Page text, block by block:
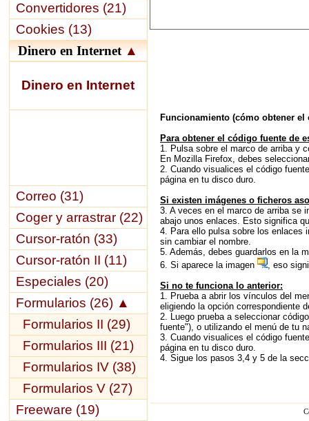
Convertidores (21)
Cookies (13)
Dinero en Internet▲
Dinero en Internet
Correo (31)
Coger y arrastrar (22)
Cursor-ratón (33)
Cursor-ratón II (11)
Especiales (20)
Formularios (26) ▲
Formularios II (29)
Formularios III (21)
Formularios IV (38)
Formularios V (27)
Freeware (19)
Funcionamiento (cómo obtener
Para obtener el código fuente de
1. Pulsa sobre el marco de arriba y
En Mozilla Firefox, debes
2. Cuando visualices el código
página en tu disco duro.
Si existen imágenes o ficheros
3. A veces en el marco de arriba se
abajo unos enlaces. Esto significa
4. Para ello pulsa sobre los enlaces
sin cambiar el nombre.
5. Además, debes guardarlos en la
6. Si aparece la imagen
, eso
Si no te funciona lo anterior:
1. Prueba a abrir los vínculos del
eligiendo la opción correspondiente
2. Luego prueba a seleccionar
fuente"), o utilizando el menú de tu
3. Cuando visualices el código
página en tu disco duro.
4. Sigue los pasos 3,4 y 5 de la